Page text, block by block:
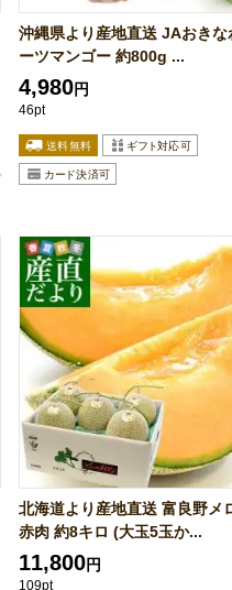
沖縄県より産地直送 JAおきな
ーツマンゴー 約800g ...
4,980円
46pt
北海道より産地直送 富良野メ
赤肉 約8キロ (大玉5玉か...
11,800円
109pt